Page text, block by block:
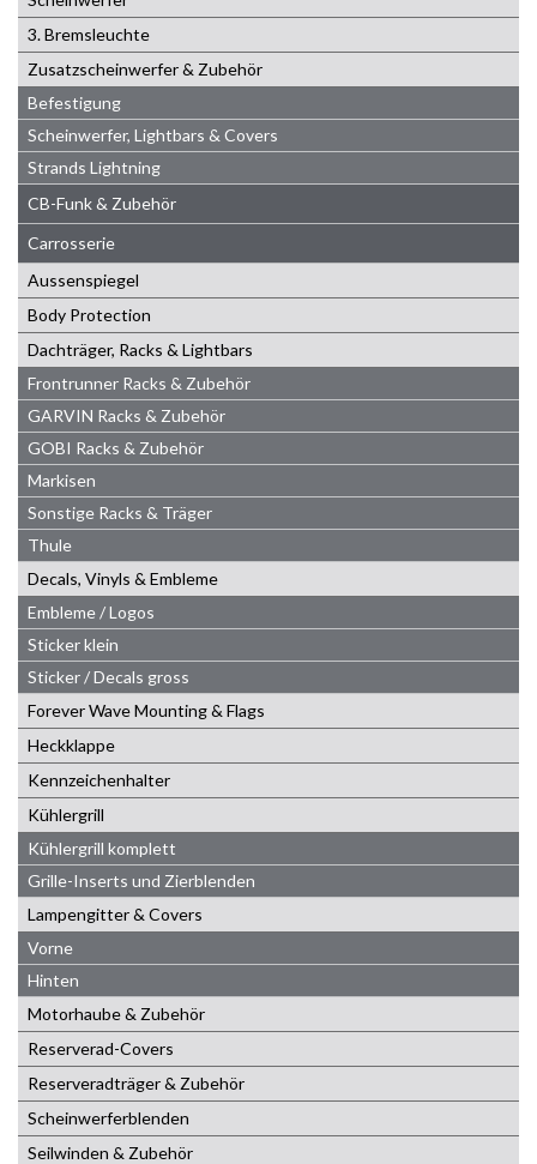
3. Bremsleuchte
Zusatzscheinwerfer & Zubehör
Befestigung
Scheinwerfer, Lightbars & Covers
Strands Lightning
CB-Funk & Zubehör
Carrosserie
Aussenspiegel
Body Protection
Dachträger, Racks & Lightbars
Frontrunner Racks & Zubehör
GARVIN Racks & Zubehör
GOBI Racks & Zubehör
Markisen
Sonstige Racks & Träger
Thule
Decals, Vinyls & Embleme
Embleme / Logos
Sticker klein
Sticker / Decals gross
Forever Wave Mounting & Flags
Heckklappe
Kennzeichenhalter
Kühlergrill
Kühlergrill komplett
Grille-Inserts und Zierblenden
Lampengitter & Covers
Vorne
Hinten
Motorhaube & Zubehör
Reserverad-Covers
Reserveradträger & Zubehör
Scheinwerferblenden
Seilwinden & Zubehör